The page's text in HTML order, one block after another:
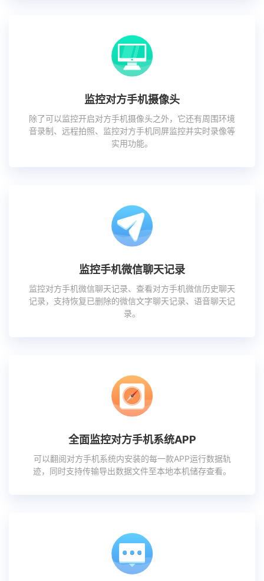
监控对方手机摄像头
除了可以监控开启对方手机摄像头之外，它还有周围环境
音录制、远程拍照、监控对方手机同屏监控并实时录像等
实用功能。
监控手机微信聊天记录
监控对方手机微信聊天记录、查看对方手机微信历史聊天
记录，支持恢复已删除的微信文字聊天记录、语音聊天记
录。
全面监控对方手机系统APP
可以翻阅对方手机系统内安装的每一款APP运行数据轨
迹，同时支持传输导出数据文件至本地本机储存查看。